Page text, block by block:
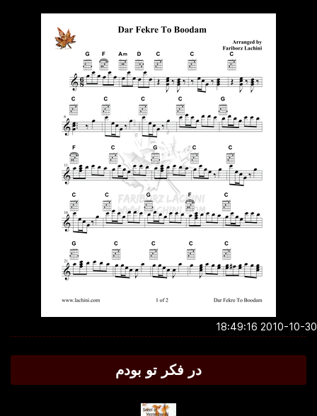
2010-10-30
در فکر تو بودم